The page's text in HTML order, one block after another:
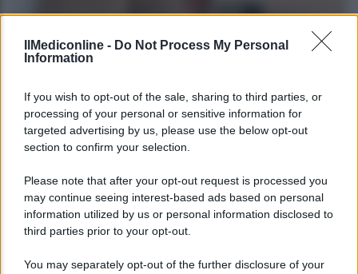
IlMediconline - Do Not Process My Personal
Information
If you wish to opt-out of the sale, sharing to third parties, or
processing of your personal or sensitive information for
targeted advertising by us, please use the below opt-out
section to confirm your selection.
Please note that after your opt-out request is processed you
may continue seeing interest-based ads based on personal
information utilized by us or personal information disclosed to
third parties prior to your opt-out.
You may separately opt-out of the further disclosure of your
Le fiduciarie di emanazione bancaria a
supporto delle operazioni di finanza
straordinaria e riassetti societari: intervista ad
Agenzia EvolutionAdv